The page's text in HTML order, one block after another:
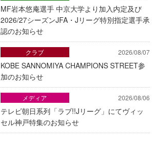
MF岩本悠庵選手 中京大学より加入内定及び
2026/27シーズンJFA・Jリーグ特別指定選手承
認のお知らせ
2026/08/07
KOBE SANNOMIYA CHAMPIONS STREET参
加のお知らせ
クラブ
2026/08/06
テレビ朝日系列「ラブ!!Jリーグ」にてヴィッ
セル神戸特集のお知らせ
メディア